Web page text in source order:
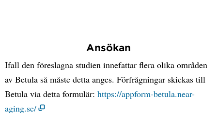
Ansökan
Ifall den föreslagna studien innefattar flera olika områden
av Betula så måste detta anges. Förfrågningar skickas till
Betula via detta formulär: https://appform-betula.near-
aging.se/